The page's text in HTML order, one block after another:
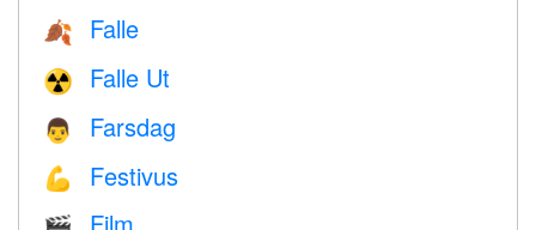
🍂 Falle
☢️ Falle Ut
👨 Farsdag
💪 Festivus